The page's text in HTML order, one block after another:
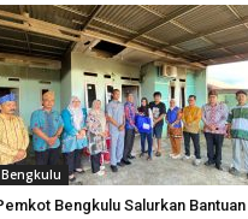
Bengkulu
Bengkulu Salurkan Bantuan